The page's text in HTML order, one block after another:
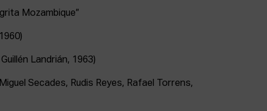
Mozambique”
Landrián, 1963)
Secades, Rudis Reyes, Rafael Torrens,